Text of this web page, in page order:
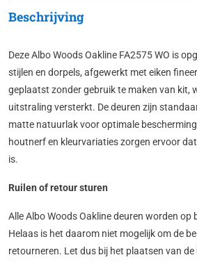
Beschrijving
Deze Albo Woods Oakline FA2575 WO is
stijlen en dorpels, afgewerkt met eiken
geplaatst zonder gebruik te maken van kit,
uitstraling versterkt. De deuren zijn
matte natuurlak voor optimale
houtnerf en kleurvariaties zorgen ervoor
is.
Ruilen of retour sturen
Alle Albo Woods Oakline deuren worden op
Helaas is het daarom niet mogelijk om de
retourneren. Let dus bij het plaatsen van